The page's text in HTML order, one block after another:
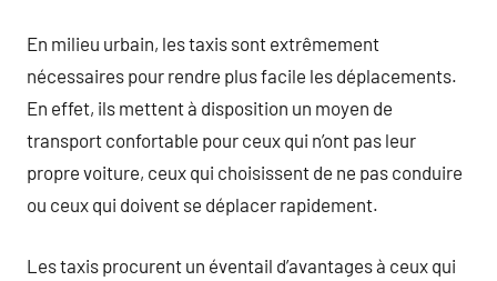
En milieu urbain, les taxis sont extrêmement
nécessaires pour rendre plus facile les déplacements.
En effet, ils mettent à disposition un moyen de
transport confortable pour ceux qui n’ont pas leur
propre voiture, ceux qui choisissent de ne pas conduire
ou ceux qui doivent se déplacer rapidement.
Les taxis procurent un éventail d’avantages à ceux qui